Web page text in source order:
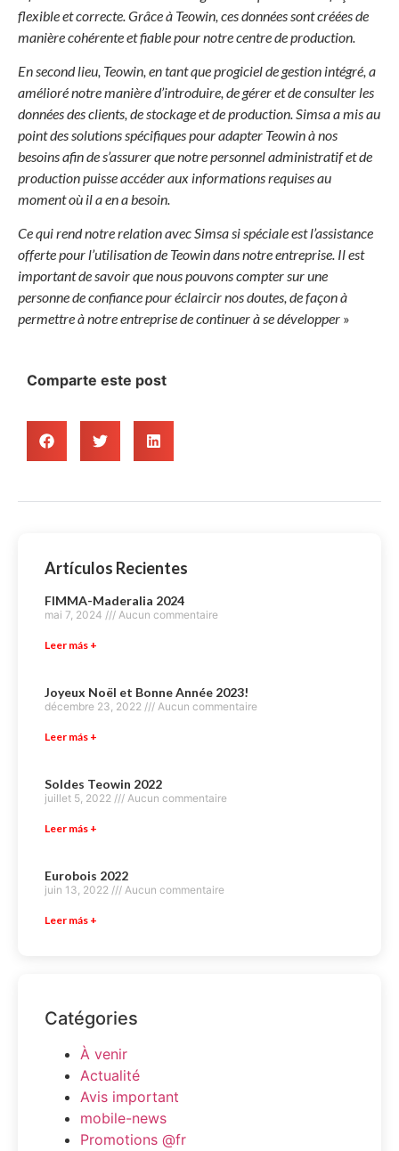
flexible et correcte. Grâce à Teowin, ces données sont créées de
manière cohérente et fiable pour notre centre de production.
En second lieu, Teowin, en tant que progiciel de gestion intégré, a
amélioré notre manière d’introduire, de gérer et de consulter les
données des clients, de stockage et de production. Simsa a mis au
point des solutions spécifiques pour adapter Teowin à nos
besoins afin de s’assurer que notre personnel administratif et de
production puisse accéder aux informations requises au
moment où il a en a besoin.
Ce qui rend notre relation avec Simsa si spéciale est l’assistance
offerte pour l’utilisation de Teowin dans notre entreprise. Il est
important de savoir que nous pouvons compter sur une
personne de confiance pour éclaircir nos doutes, de façon à
permettre à notre entreprise de continuer à se développer »
Comparte este post
Artículos Recientes
FIMMA-Maderalia 2024
mai 7, 2024 Aucun commentaire
Leer más +
Joyeux Noël et Bonne Année 2023!
décembre 23, 2022 Aucun commentaire
Leer más +
Soldes Teowin 2022
juillet 5, 2022 Aucun commentaire
Leer más +
Eurobois 2022
juin 13, 2022 Aucun commentaire
Leer más +
Catégories
À venir
Actualité
Avis important
mobile-news
Promotions @fr